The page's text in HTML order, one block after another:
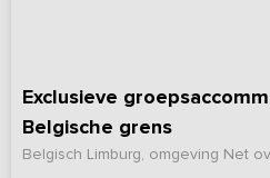
Exclusieve
Belgische grens
Belgisch Limburg, omgeving Net